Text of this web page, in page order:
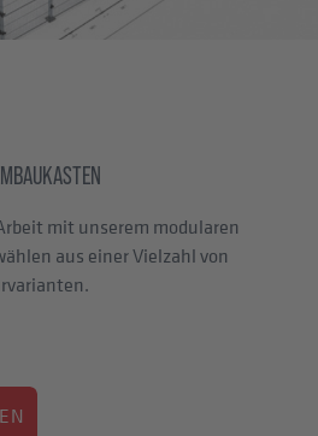
mit unserem modularen
aus einer Vielzahl von